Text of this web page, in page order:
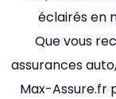
éclairés en
Que vous
assurances
Max-Assure.fr